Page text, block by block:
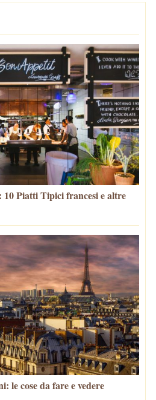
10 Piatti Tipici francesi e altre
le cose da fare e vedere